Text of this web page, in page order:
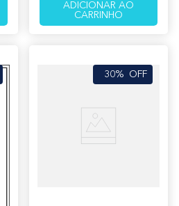
ADICIONAR AO
CARRINHO
30% OFF